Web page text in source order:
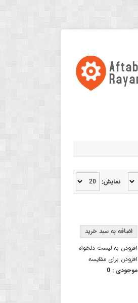
نمایش:
افزودن به لیست دلخواه
افزودن برای مقایسه
موجودی :0